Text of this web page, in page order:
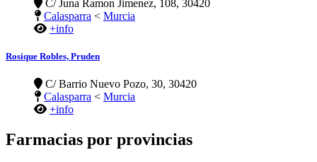
C/ Juna Ramon Jimenez, 108, 30420
Calasparra < Murcia
+info
Rosique Robles, Pruden
C/ Barrio Nuevo Pozo, 30, 30420
Calasparra < Murcia
+info
Farmacias por provincias